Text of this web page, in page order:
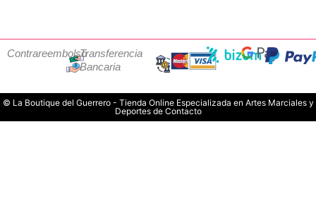
ContrareembolsoTransferencia
Bancaria
© La Boutique del Guerrero - Tienda Online Especializada en Artes Marciales y
Deportes de Contacto